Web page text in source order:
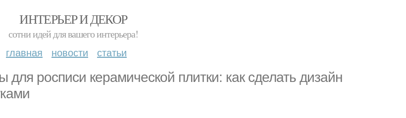
ИНТЕРЬЕР И ДЕКОР
сотни идей для вашего интерьера!
главная новости статьи
для росписи керамической плитки: как сделать дизайн